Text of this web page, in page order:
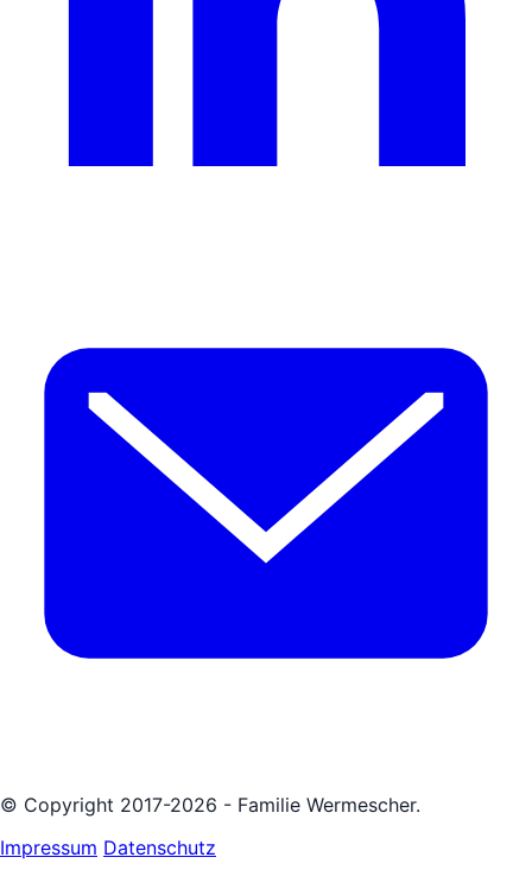
© Copyright 2017-2026 - Familie Wermescher.
Impressum Datenschutz